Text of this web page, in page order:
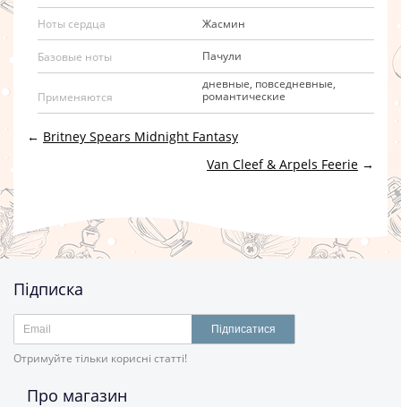
Ноты сердца Жасмин
Базовые ноты Пачули
Применяются
дневные, повседневные,
романтические
← Britney Spears Midnight Fantasy
Van Cleef & Arpels Feerie →
Підписка
Підписатися
Отримуйте тільки корисні статті!
Про магазин